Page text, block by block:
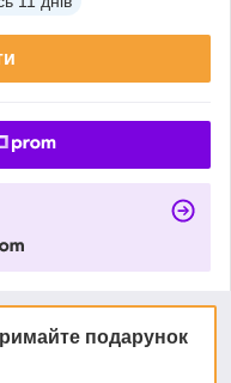
подарунок